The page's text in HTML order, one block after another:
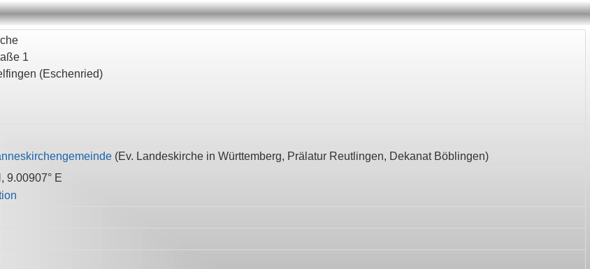
1
(Eschenried)
(Ev. Landeskirche in Württemberg, Prälatur Reutlingen, Dekanat Böblingen)
9.00907° E